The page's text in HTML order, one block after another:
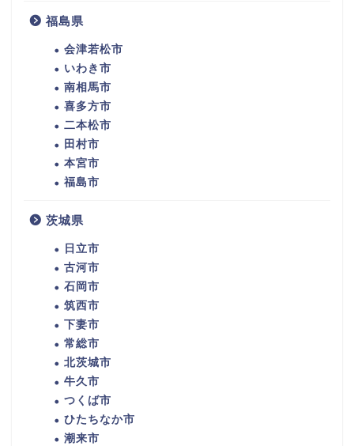
福島県
会津若松市
いわき市
南相馬市
喜多方市
二本松市
田村市
本宮市
福島市
茨城県
日立市
古河市
石岡市
筑西市
下妻市
常総市
北茨城市
牛久市
つくば市
ひたちなか市
潮来市